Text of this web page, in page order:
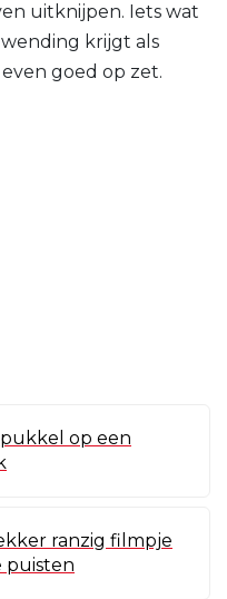
uitknijpen. Iets wat
krijgt als
goed op zet.
op een
ranzig filmpje
puisten